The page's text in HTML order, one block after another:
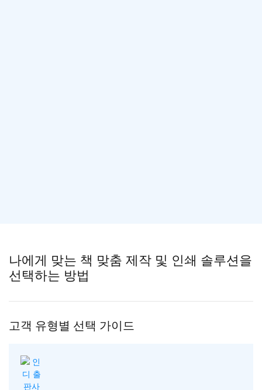
나에게 맞는 책 맞춤 제작 및 인쇄 솔루션을
선택하는 방법
고객 유형별 선택 가이드